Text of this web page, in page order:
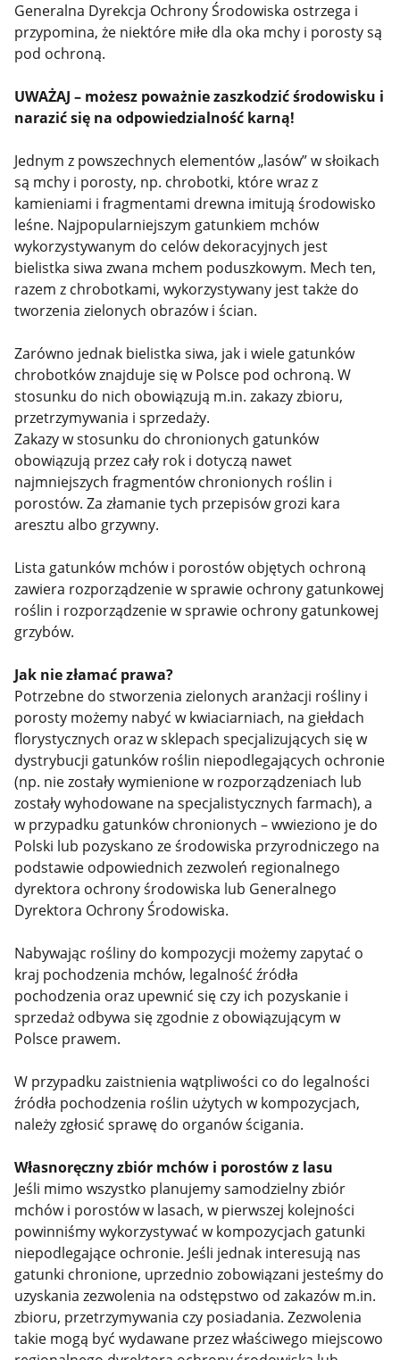
Generalna Dyrekcja Ochrony Środowiska ostrzega i
przypomina, że niektóre miłe dla oka mchy i porosty są
pod ochroną.
UWAŻAJ – możesz poważnie zaszkodzić środowisku i
narazić się na odpowiedzialność karną!
Jednym z powszechnych elementów „lasów” w słoikach
są mchy i porosty, np. chrobotki, które wraz z
kamieniami i fragmentami drewna imitują środowisko
leśne. Najpopularniejszym gatunkiem mchów
wykorzystywanym do celów dekoracyjnych jest
bielistka siwa zwana mchem poduszkowym. Mech ten,
razem z chrobotkami, wykorzystywany jest także do
tworzenia zielonych obrazów i ścian.
Zarówno jednak bielistka siwa, jak i wiele gatunków
chrobotków znajduje się w Polsce pod ochroną. W
stosunku do nich obowiązują m.in. zakazy zbioru,
przetrzymywania i sprzedaży.
Zakazy w stosunku do chronionych gatunków
obowiązują przez cały rok i dotyczą nawet
najmniejszych fragmentów chronionych roślin i
porostów. Za złamanie tych przepisów grozi kara
aresztu albo grzywny.
Lista gatunków mchów i porostów objętych ochroną
zawiera rozporządzenie w sprawie ochrony gatunkowej
roślin i rozporządzenie w sprawie ochrony gatunkowej
grzybów.
Jak nie złamać prawa?
Potrzebne do stworzenia zielonych aranżacji rośliny i
porosty możemy nabyć w kwiaciarniach, na giełdach
florystycznych oraz w sklepach specjalizujących się w
dystrybucji gatunków roślin niepodlegających ochronie
(np. nie zostały wymienione w rozporządzeniach lub
zostały wyhodowane na specjalistycznych farmach), a
w przypadku gatunków chronionych – wwieziono je do
Polski lub pozyskano ze środowiska przyrodniczego na
podstawie odpowiednich zezwoleń regionalnego
dyrektora ochrony środowiska lub Generalnego
Dyrektora Ochrony Środowiska.
Nabywając rośliny do kompozycji możemy zapytać o
kraj pochodzenia mchów, legalność źródła
pochodzenia oraz upewnić się czy ich pozyskanie i
sprzedaż odbywa się zgodnie z obowiązującym w
Polsce prawem.
W przypadku zaistnienia wątpliwości co do legalności
źródła pochodzenia roślin użytych w kompozycjach,
należy zgłosić sprawę do organów ścigania.
Własnoręczny zbiór mchów i porostów z lasu
Jeśli mimo wszystko planujemy samodzielny zbiór
mchów i porostów w lasach, w pierwszej kolejności
powinniśmy wykorzystywać w kompozycjach gatunki
niepodlegające ochronie. Jeśli jednak interesują nas
gatunki chronione, uprzednio zobowiązani jesteśmy do
uzyskania zezwolenia na odstępstwo od zakazów m.in.
zbioru, przetrzymywania czy posiadania. Zezwolenia
takie mogą być wydawane przez właściwego miejscowo